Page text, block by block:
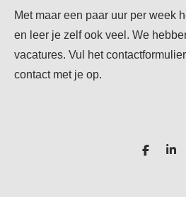
Met maar een paar uur per week
en leer je zelf ook veel. We
vacatures. Vul het
contact met je op.
D
S